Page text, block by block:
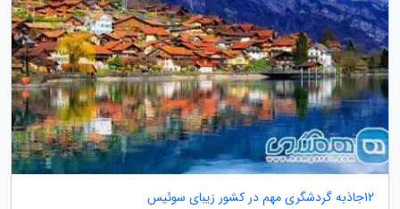
12جاذبه گردشگری مهم در کشور زیبای سوئیس